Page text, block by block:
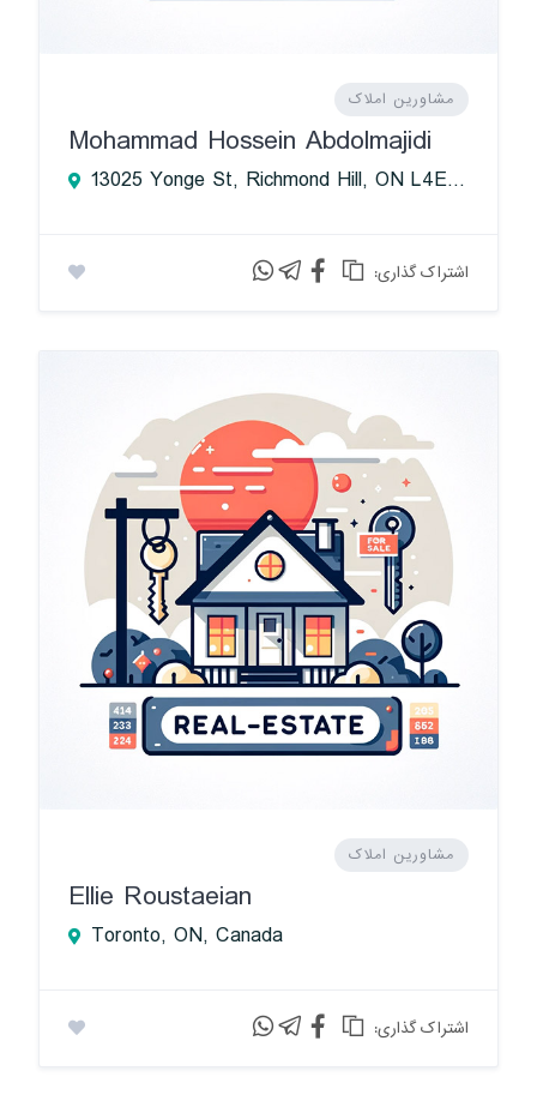
مشاورین املاک
Mohammad Hossein Abdolmajidi
13025 Yonge St, Richmond Hill, ON L4E 1A5, Canada
:اشتراک گذاری
مشاورین املاک
Ellie Roustaeian
Toronto, ON, Canada
:اشتراک گذاری